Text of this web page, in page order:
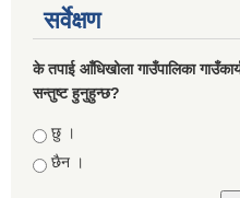
सर्वेक्षण
के तपाई आँधिखोला गाउँपालिका
सन्तुष्ट हुनुहुन्छ?
Choices
छु ।
छैन ।